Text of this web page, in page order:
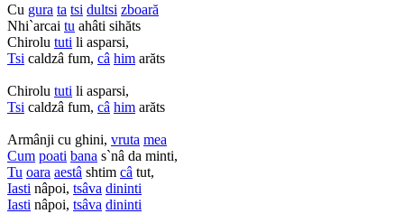
Cu gura ta tsi dultsi zboară
Nhi`arcai tu ahâti sihăts
Chirolu tuti li asparsi,
Tsi caldzâ fum, câ him arăts
Chirolu tuti li asparsi,
Tsi caldzâ fum, câ him arăts
Armânji cu ghini, vruta mea
Cum poati bana s`nâ da minti,
Tu oara aestâ shtim câ tut,
Iasti nâpoi, tsâva dininti
Iasti nâpoi, tsâva dininti